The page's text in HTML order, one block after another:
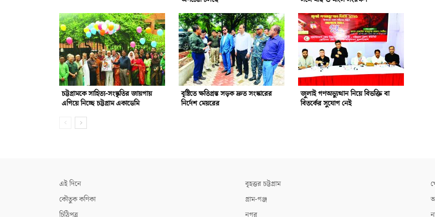
চট্টগ্রামকে সাহিত্য-সংস্কৃতির জায়গায়
এগিয়ে নিচ্ছে চট্টগ্রাম একাডেমি
বৃষ্টিতে ক্ষতিগ্রস্ত সড়ক দ্রুত সংস্কারের
নির্দেশ মেয়রের
জুলাই গণঅভ্যুত্থান নিয়ে বিভক্তি বা
বিতর্কের সুযোগ নেই
এই দিনে
কৌতুক কণিকা
চিঠিপত্র
বৃহত্তর চট্টগ্রাম
গ্রাম-গঞ্জ
নগর